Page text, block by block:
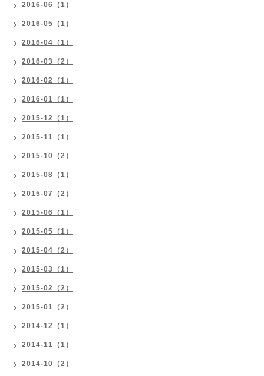
2016-06（1）
2016-05（1）
2016-04（1）
2016-03（2）
2016-02（1）
2016-01（1）
2015-12（1）
2015-11（1）
2015-10（2）
2015-08（1）
2015-07（2）
2015-06（1）
2015-05（1）
2015-04（2）
2015-03（1）
2015-02（2）
2015-01（2）
2014-12（1）
2014-11（1）
2014-10（2）